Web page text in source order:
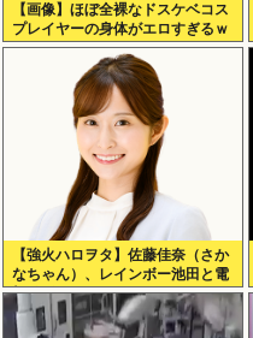
【画像】ほぼ全裸なドスケベコス
プレイヤーの身体がエロすぎるｗ
ｗｗ
【強火ハロヲタ】佐藤佳奈（さか
なちゃん）、レインボー池田と電
撃結婚！